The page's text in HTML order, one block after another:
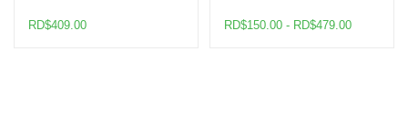
RD$409.00 RD$150.00 - RD$479.00Rango